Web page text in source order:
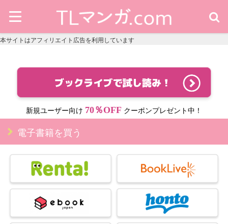
本サイトはアフィリエイト広告を利用しています
新規ユーザー向け 70％OFF クーポンプレゼント中！
電子書籍を買う